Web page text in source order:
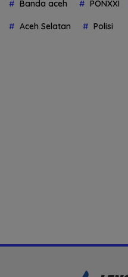
Banda aceh PONXXI
Aceh Selatan Polisi